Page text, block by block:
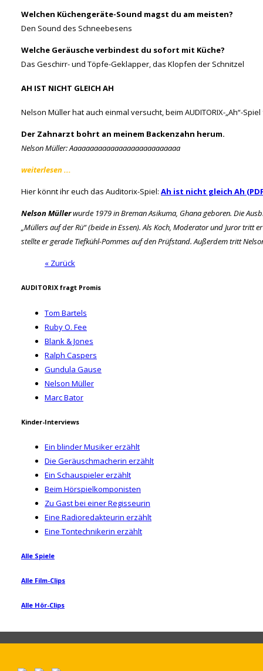
Welchen Küchengeräte-Sound magst du am meisten?
Den Sound des Schneebesens
Welche Geräusche verbindest du sofort mit Küche?
Das Geschirr- und Töpfe-Geklapper, das Klopfen der Schnitzel
AH IST NICHT GLEICH AH
Nelson Müller hat auch einmal versucht, beim AUDITORIX-„Ah“-
Der Zahnarzt bohrt an meinem Backenzahn herum.
Nelson Müller: Aaaaaaaaaaaaaaaaaaaaaaaaaaa
weiterlesen ...
Hier könnt ihr euch das Auditorix-Spiel: Ah ist nicht gleich Ah
Nelson Müllerwurde 1979 in Breman Asikuma, Ghana geboren. Die
„Müllers auf der Rü“ (beide in Essen). Als Koch, Moderator und Juror tritt
stellte er gerade Tiefkühl-Pommes auf den Prüfstand. Außerdem tritt
« Zurück
AUDITORIX fragt Promis
Tom Bartels
Ruby O. Fee
Blank & Jones
Ralph Caspers
Gundula Gause
Nelson Müller
Marc Bator
Kinder-Interviews
Ein blinder Musiker erzählt
Die Geräuschmacherin erzählt
Ein Schauspieler erzählt
Beim Hörspielkomponisten
Zu Gast bei einer Regisseurin
Eine Radioredakteurin erzählt
Eine Tontechnikerin erzählt
Alle Spiele
Alle Film-Clips
Alle Hör-Clips